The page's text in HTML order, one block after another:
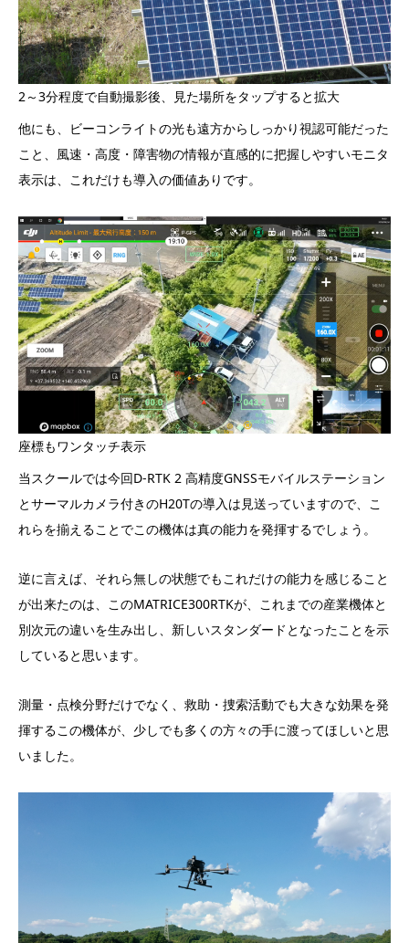
2～3分程度で自動撮影後、見た場所をタップすると拡大
他にも、ビーコンライトの光も遠方からしっかり視認可能だった
こと、風速・高度・障害物の情報が直感的に把握しやすいモニタ
表示は、これだけも導入の価値ありです。
座標もワンタッチ表示
当スクールでは今回D-RTK 2 高精度GNSSモバイルステーション
とサーマルカメラ付きのH20Tの導入は見送っていますので、こ
れらを揃えることでこの機体は真の能力を発揮するでしょう。
逆に言えば、それら無しの状態でもこれだけの能力を感じること
が出来たのは、このMATRICE300RTKが、これまでの産業機体と
別次元の違いを生み出し、新しいスタンダードとなったことを示
していると思います。
測量・点検分野だけでなく、救助・捜索活動でも大きな効果を発
揮するこの機体が、少しでも多くの方々の手に渡ってほしいと思
いました。